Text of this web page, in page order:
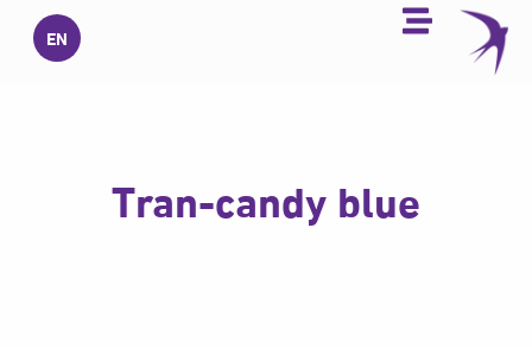
تخطي
المحتوى
EN
Tran-candy blue